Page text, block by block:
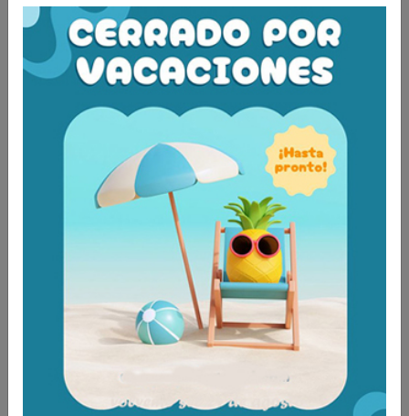
DATOS TÉCNICOS:
Anchura entre puños: 39 cm
Anchura total: 66-70 cm
Profundidad: 62-74 cm
Altura regulable : 62-82 cm
Medidas embalaje: 66x19x75 cm
Peso máximo usuario: 80 Kg.
Peso andador: 10 Kg.
Aún no existen valoraciones para este
producto.
Tambien te recomendamos